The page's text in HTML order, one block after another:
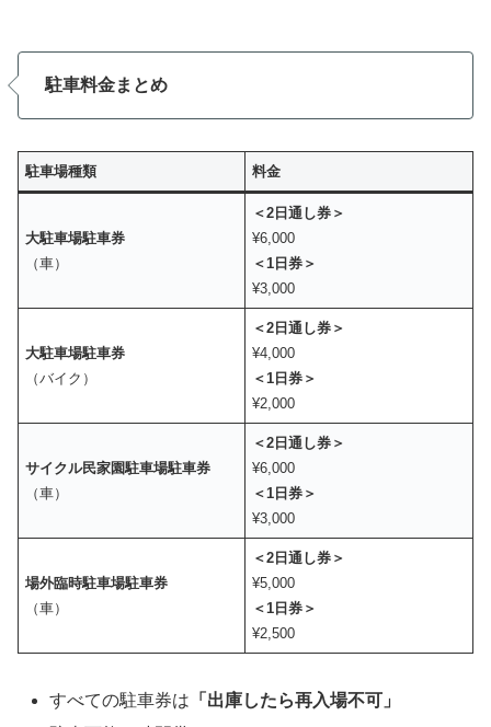
駐車料金まとめ
駐車場種類 料金
大駐車場駐車券
（車）
＜2日通し券＞
¥6,000
＜1日券＞
¥3,000
大駐車場駐車券
（バイク）
＜2日通し券＞
¥4,000
＜1日券＞
¥2,000
サイクル民家園駐車場駐車券
（車）
＜2日通し券＞
¥6,000
＜1日券＞
¥3,000
場外臨時駐車場駐車券
（車）
＜2日通し券＞
¥5,000
＜1日券＞
¥2,500
すべての駐車券は 「出庫したら再入場不可」